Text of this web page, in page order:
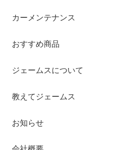
カーメンテナンス
おすすめ商品
ジェームスについて
教えてジェームス
お知らせ